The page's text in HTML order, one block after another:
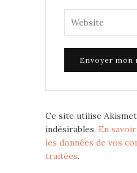
Ce site utilise
indésirables. En
les données de vos
traitées.